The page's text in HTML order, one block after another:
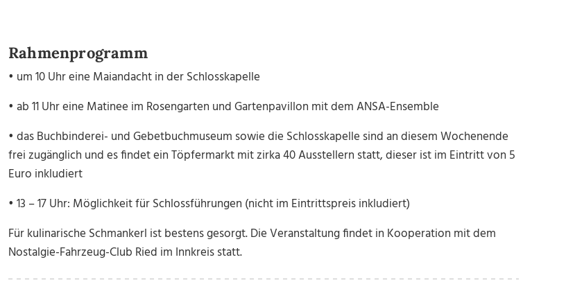
Rahmenprogramm
• um 10 Uhr eine Maiandacht in der Schlosskapelle
• ab 11 Uhr eine Matinee im Rosengarten und Gartenpavillon mit dem ANSA-Ensemble
• das Buchbinderei- und Gebetbuchmuseum sowie die Schlosskapelle sind an diesem Wochenende
frei zugänglich und es findet ein Töpfermarkt mit zirka 40 Ausstellern statt, dieser ist im Eintritt von 5
Euro inkludiert
• 13 – 17 Uhr: Möglichkeit für Schlossführungen (nicht im Eintrittspreis inkludiert)
Für kulinarische Schmankerl ist bestens gesorgt. Die Veranstaltung findet in Kooperation mit dem
Nostalgie-Fahrzeug-Club Ried im Innkreis statt.